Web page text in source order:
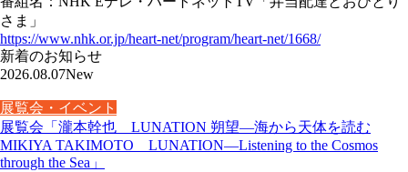
さま」
https://www.nhk.or.jp/heart-net/program/heart-net/1668/
新着のお知らせ
2026.08.07New
展覧会・イベント
展覧会「瀧本幹也 LUNATION 朔望―海から天体を読む
MIKIYA TAKIMOTO LUNATION—Listening to the Cosmos
through the Sea」